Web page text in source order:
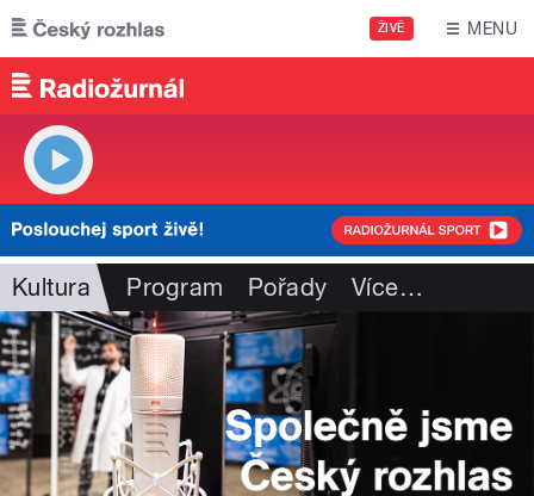
Přejít k hlavnímu obsahu
ŽIVĚ MENU
Kultura Program Pořady Více…